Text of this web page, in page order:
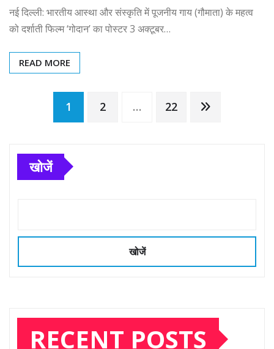
नई दिल्ली: भारतीय आस्था और संस्कृति में पूजनीय गाय (गौमाता) के महत्व
को दर्शाती फिल्म ‘गोदान’ का पोस्टर 3 अक्टूबर…
READ MORE
Posts
pagination
1 2 … 22
खोजें
खोजें
RECENT POSTS